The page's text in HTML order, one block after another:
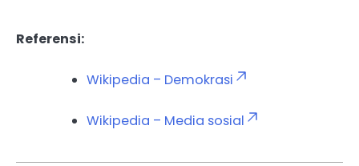
Referensi:
Wikipedia – Demokrasi
Wikipedia – Media sosial